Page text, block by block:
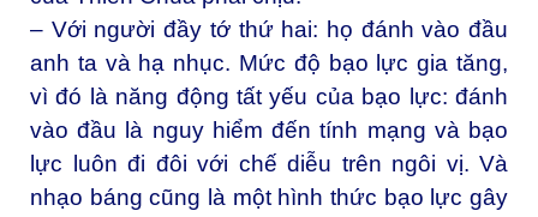
– Với người đầy tớ thứ hai: họ đánh vào đầu
anh ta và hạ nhục. Mức độ bạo lực gia tăng,
vì đó là năng động tất yếu của bạo lực: đánh
vào đầu là nguy hiểm đến tính mạng và bạo
lực luôn đi đôi với chế diễu trên ngôi vị. Và
nhạo báng cũng là một hình thức bạo lực gây